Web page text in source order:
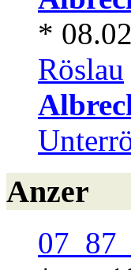
*
Röslau
Anzer
07 87